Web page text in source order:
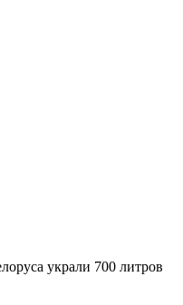
украли 700 литров